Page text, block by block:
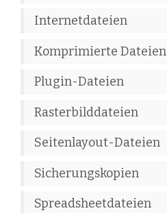
Internetdateien
Komprimierte Dateien
Plugin-Dateien
Rasterbilddateien
Seitenlayout-Dateien
Sicherungskopien
Spreadsheetdateien